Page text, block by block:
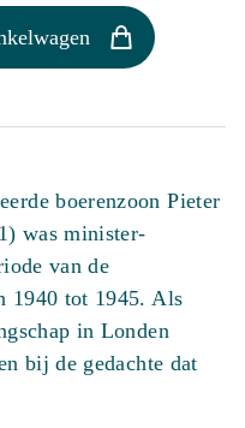
boerenzoon Pieter
was minister-
van de
1940 tot 1945. Als
in Londen
bij de gedachte dat